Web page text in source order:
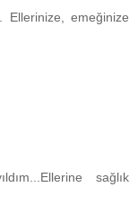
Ellerinize, emeğinize
sağlık